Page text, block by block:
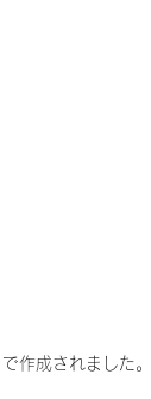
成されました。